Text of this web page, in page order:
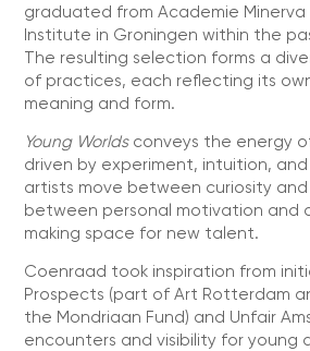
graduated from Academie Minerva
Institute in Groningen within the
The resulting selection forms a
of practices, each reflecting its
meaning and form.
Young Worldsconveys the energy
driven by experiment, intuition,
artists move between curiosity
between personal motivation and
making space for new talent.
Coenraad took inspiration from
Prospects (part of Art Rotterdam
the Mondriaan Fund) and Unfair
encounters and visibility for young